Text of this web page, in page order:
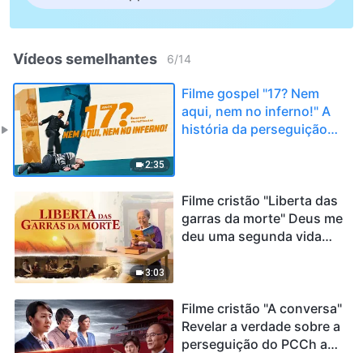
Vídeos semelhantes 6/14
2:35
Filme gospel "17? Nem
aqui, nem no inferno!" A
história da perseguição
3:03
Filme cristão "Liberta das
garras da morte" Deus me
deu uma segunda vida
Filme cristão "A conversa"
Revelar a verdade sobre a
perseguição do PCCh aos